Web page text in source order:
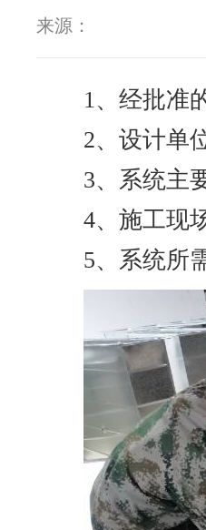
来源：
1、经批准
2、设计单
3、系统主
4、施工现
5、系统所